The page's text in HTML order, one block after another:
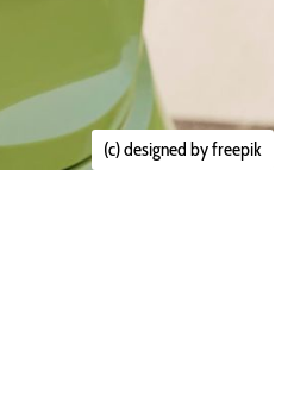
(c) designed by freepik